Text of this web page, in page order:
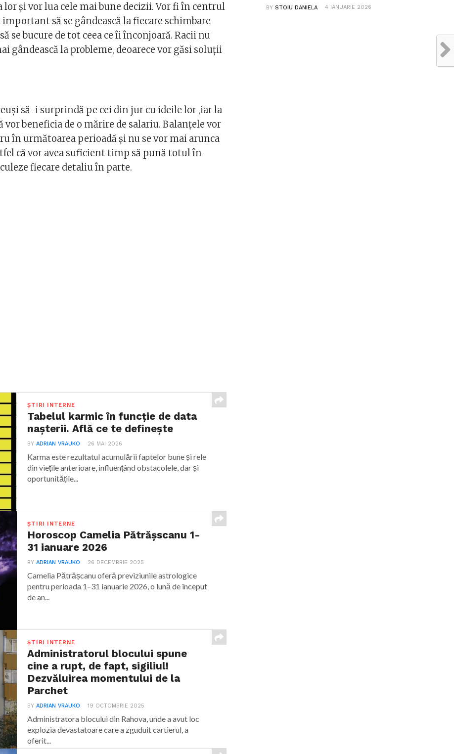
lor și vor lua cele mai bune decizii. Vor fi în centrul
să se gândească la fiecare schimbare
se bucure de tot ceea ce îi înconjoară. Racii nu
gândească la probleme, deoarece vor găsi soluții
să-i surprindă pe cei din jur cu ideile lor ,iar la
vor beneficia de o mărire de salariu. Balanțele vor
în următoarea perioadă și nu se vor mai arunca
că vor avea suficient timp să pună totul în
fiecare detaliu în parte.
ȘTIRI INTERNE
Tabelul karmic în funcție de data
nașterii. Află ce te definește
BYADRIAN VRAUKO 26 MAI 2026
Karma este rezultatul acumulării faptelor bune și rele
din viețile anterioare, influențând obstacolele, dar și
oportunitățile...
ȘTIRI INTERNE
Horoscop Camelia Pătrășscanu 1-
31 ianuare 2026
BYADRIAN VRAUKO 26 DECEMBRIE 2025
Camelia Pătrășcanu oferă previziunile astrologice
pentru perioada 1–31 ianuarie 2026, o lună de început
de an...
ȘTIRI INTERNE
Administratorul blocului spune
cine a rupt, de fapt, sigiliul!
Dezvăluirea momentului de la
Parchet
BYADRIAN VRAUKO 19 OCTOMBRIE 2025
Administratora blocului din Rahova, unde a avut loc
explozia devastatoare care a zguduit cartierul, a
oferit...
BYSTOIU DANIELA 4 IANUARIE 2026